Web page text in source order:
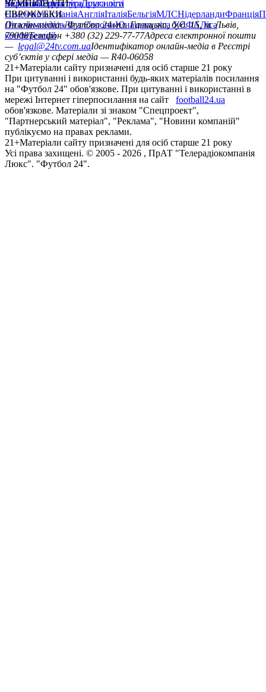
політикаСтруктура власності
УкраїнаПерша лігаДруга ліга
ЧЕМПІОНАТИ
НімеччинаІспаніяАнгліяІталіяБельгіяМЛСНідерландиФранція
ЄВРОКУБКИ
Ліга чемпіонівЛіга ЄвропиЮнацька ліга УЄФАЛіга
конференцій
Онлайн-медіа «Футбол 24»пл. Галицька, буд. 15, м. Львів,
79008Телефон +380 (32) 229-77-77Адреса електронної пошти
— legal@24tv.com.uaІдентифікатор онлайн-медіа в Реєстрі
суб’єктів у сфері медіа — R40-06058
21+Матеріали сайту призначені для осіб старше 21 року
При цитуванні і використанні будь-яких матеріалів посилання
на "Футбол 24" обов'язкове. При цитуванні і використанні в
мережі Інтернет гіперпосилання на сайт
football24.ua
обов'язкове. Матеріали зі знаком "Спецпроект",
"Партнерський матеріал", "Реклама", "Новини компаній"
публікуємо на правах реклами.
21+Матеріали сайту призначені для осіб старше 21 року
Усi права захищенi. © 2005 - 2026 , ПрАТ "Телерадіокомпанія
Люкс". "Футбол 24".